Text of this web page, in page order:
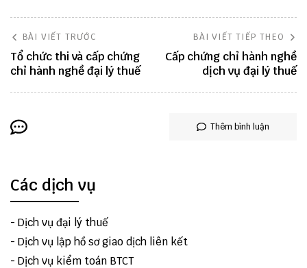
BÀI VIẾT TRƯỚC
Tổ chức thi và cấp chứng
chỉ hành nghề đại lý thuế
BÀI VIẾT TIẾP THEO
Cấp chứng chỉ hành nghề
dịch vụ đại lý thuế
Thêm bình luận
Các dịch vụ
- Dịch vụ đại lý thuế
- Dịch vụ lập hồ sơ giao dịch liên kết
- Dịch vụ kiểm toán BTCT